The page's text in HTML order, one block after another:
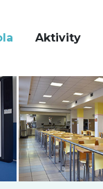
Aktivity